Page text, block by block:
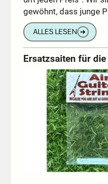
gewöhnt, dass junge
ALLES LESEN ➔
Ersatzsaiten für